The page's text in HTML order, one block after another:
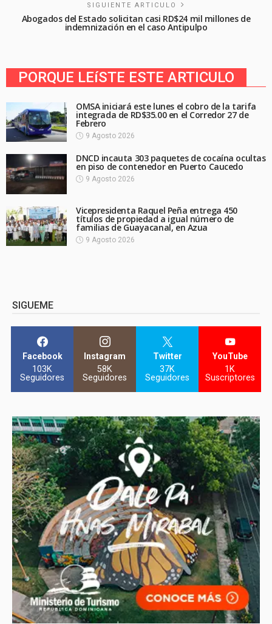
SIGUIENTE ARTICULO
Abogados del Estado solicitan casi RD$24 mil millones de
indemnización en el caso Antipulpo
PORQUE LEíSTE ESTE ARTICULO
OMSA iniciará este lunes el cobro de la tarifa
integrada de RD$35.00 en el Corredor 27 de
Febrero
9 Agosto 2026
DNCD incauta 303 paquetes de cocaína ocultas
en piso de contenedor en Puerto Caucedo
9 Agosto 2026
Vicepresidenta Raquel Peña entrega 450
títulos de propiedad a igual número de
familias de Guayacanal, en Azua
9 Agosto 2026
SIGUEME
Facebook
103K
Seguidores
Instagram
58K
Seguidores
Twitter
37K
Seguidores
YouTube
1K
Suscriptores